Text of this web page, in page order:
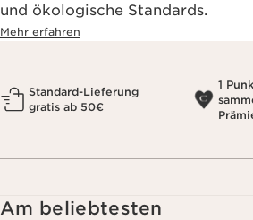
und ökologische Standards.
Mehr erfahren
Standard-Lieferung
gratis ab 50€
1
Am beliebtesten